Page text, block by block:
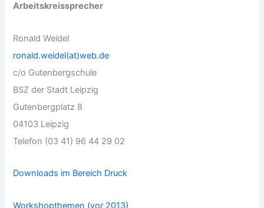
Arbeitskreissprecher
Ronald Weidel
ronald.weidel(at)web.de
c/o Gutenbergschule
BSZ der Stadt Leipzig
Gutenbergplatz 8
04103 Leipzig
Telefon (03 41) 96 44 29 02
Downloads im Bereich Druck
Workshopthemen (vor 2013)